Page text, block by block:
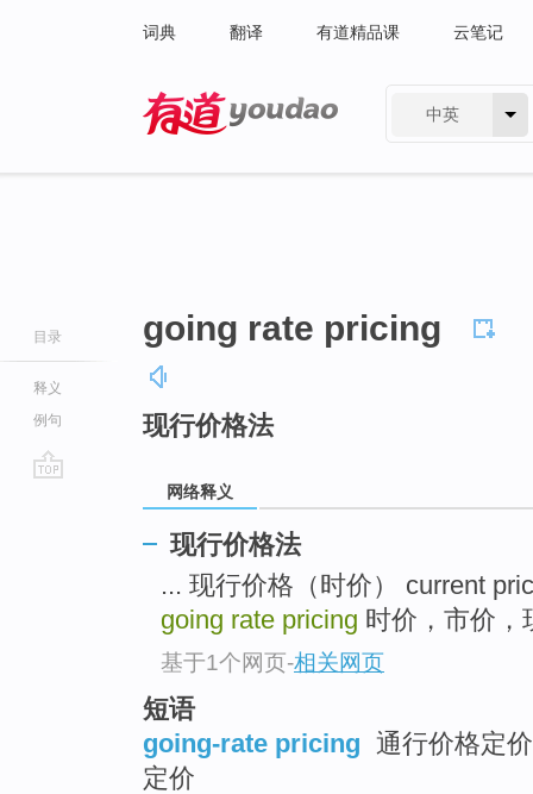
词典 翻译 有道精品课 云笔记
中英
目录
释义
例句
going rate pricing
现行价格法
网络释义
现行价格法
... 现行价格（时价） current
going rate pricing 时价，市价，
基于1个网页-相关网页
短语
going-rate pricing 通行价格定
定价